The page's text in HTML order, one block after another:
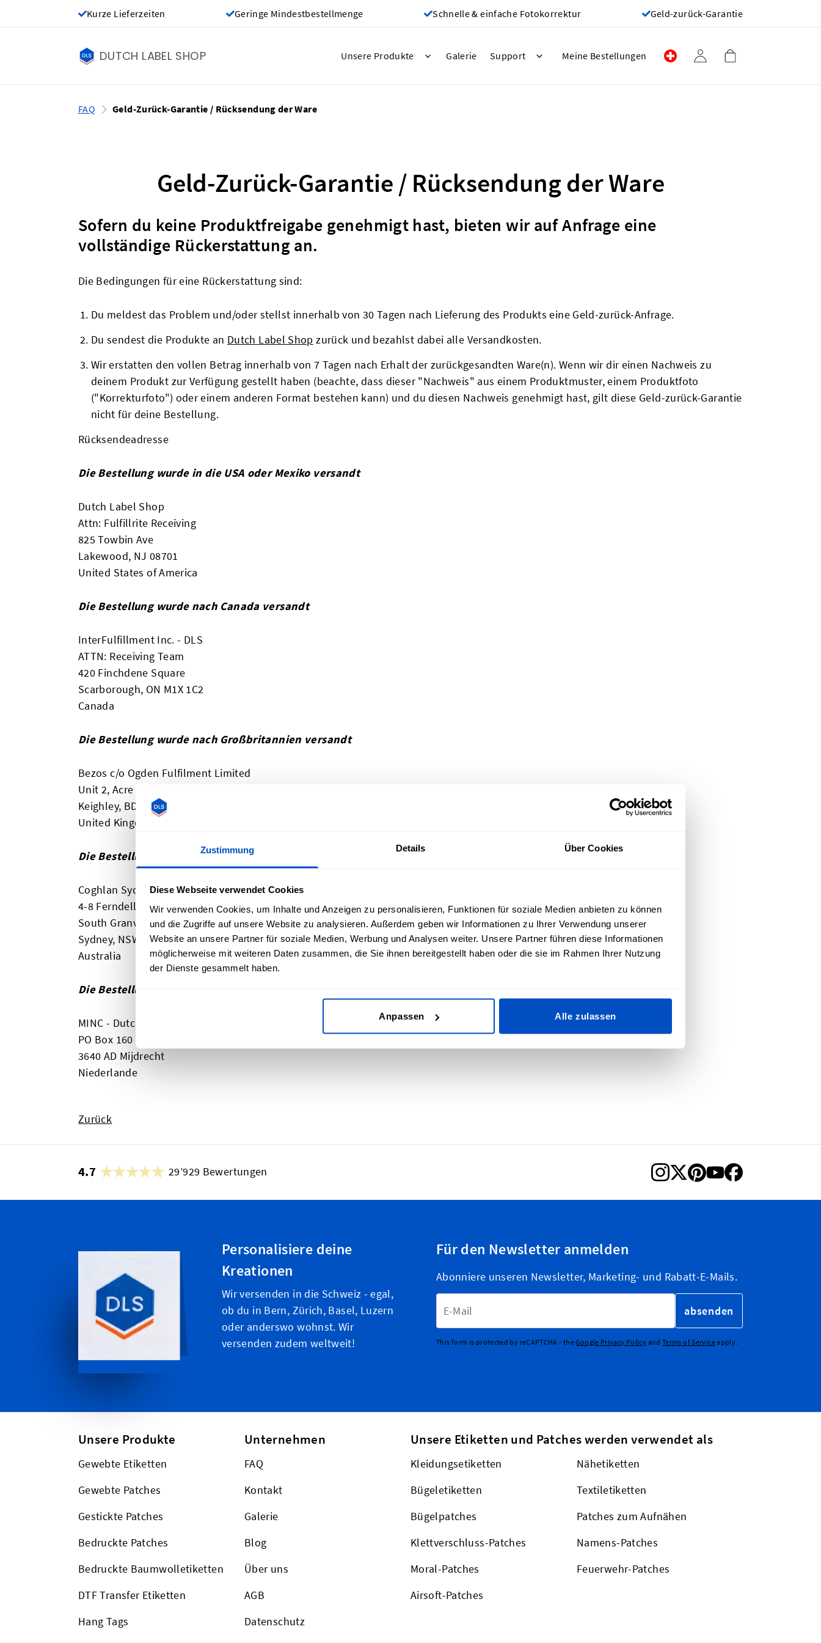
Zustimmung Details Über Cookies
Diese Webseite verwendet Cookies
Wir verwenden Cookies, um Inhalte und Anzeigen zu personalisieren, Funktionen für soziale Medien anbieten zu können
und die Zugriffe auf unsere Website zu analysieren. Außerdem geben wir Informationen zu Ihrer Verwendung unserer
Website an unsere Partner für soziale Medien, Werbung und Analysen weiter. Unsere Partner führen diese Informationen
möglicherweise mit weiteren Daten zusammen, die Sie ihnen bereitgestellt haben oder die sie im Rahmen Ihrer Nutzung
der Dienste gesammelt haben.
Anpassen Alle zulassen
Kurze Lieferzeiten Geringe Mindestbestellmenge Schnelle & einfache Fotokorrektur Geld-zurück-Garantie
DUTCH LABEL SHOP Unsere Produkte Galerie Support Meine Bestellungen
FAQ Geld-Zurück-Garantie / Rücksendung der Ware
Geld-Zurück-Garantie / Rücksendung der Ware
Sofern du keine Produktfreigabe genehmigt hast, bieten wir auf Anfrage eine
vollständige Rückerstattung an.
Die Bedingungen für eine Rückerstattung sind:
Du meldest das Problem und/oder stellst innerhalb von 30 Tagen nach Lieferung des Produkts eine Geld-zurück-Anfrage.
Du sendest die Produkte an Dutch Label Shop zurück und bezahlst dabei alle Versandkosten.
Wir erstatten den vollen Betrag innerhalb von 7 Tagen nach Erhalt der zurückgesandten Ware(n). Wenn wir dir einen Nachweis zu
deinem Produkt zur Verfügung gestellt haben (beachte, dass dieser "Nachweis" aus einem Produktmuster, einem Produktfoto
("Korrekturfoto") oder einem anderen Format bestehen kann) und du diesen Nachweis genehmigt hast, gilt diese Geld-zurück-Garantie
nicht für deine Bestellung.
Rücksendeadresse
Die Bestellung wurde in die USA oder Mexiko versandt
Dutch Label Shop
Attn: Fulfillrite Receiving
825 Towbin Ave
Lakewood, NJ 08701
United States of America
Die Bestellung wurde nach Canada versandt
InterFulfillment Inc. - DLS
ATTN: Receiving Team
420 Finchdene Square
Scarborough, ON M1X 1C2
Canada
Die Bestellung wurde nach Großbritannien versandt
Bezos c/o Ogden Fulfilment Limited
Unit 2, Acre Park, Dalton Lane
Keighley, BD21 4JH
United Kingdom
Die Bestellung wurde nach Australien oder Neuseeland versandt
Coghlan Sydney - DLS
4-8 Ferndell St
South Granville
Sydney, NSW, 2142
Australia
Die Bestellung wurde in die EU oder in ein anderes (nicht oben aufgeführtes) Land versandt
MINC - Dutch Label Shop
PO Box 160
3640 AD Mijdrecht
Niederlande
Zurück
4.7 29’929 Bewertungen
Personalisiere deine
Kreationen
Wir versenden in die Schweiz - egal,
ob du in Bern, Zürich, Basel, Luzern
oder anderswo wohnst. Wir
versenden zudem weltweit!
Für den Newsletter anmelden
Abonniere unseren Newsletter, Marketing- und Rabatt-E-Mails.
absenden
This form is protected by reCAPTCHA - theGoogle Privacy Policy and Terms of Serviceapply.
Unsere Produkte
Gewebte Etiketten
Gewebte Patches
Gestickte Patches
Bedruckte Patches
Bedruckte Baumwolletiketten
DTF Transfer Etiketten
Hang Tags
Unternehmen
FAQ
Kontakt
Galerie
Blog
Über uns
AGB
Datenschutz
Unsere Etiketten und Patches werden verwendet als
Kleidungsetiketten
Nähetiketten
Bügeletiketten
Textiletiketten
Bügelpatches
Patches zum Aufnähen
Klettverschluss-Patches
Namens-Patches
Moral-Patches
Feuerwehr-Patches
Airsoft-Patches